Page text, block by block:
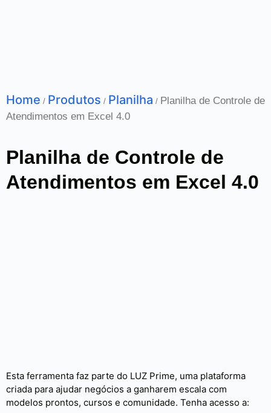
Home / Produtos / Planilha / Planilha de Controle de
Atendimentos em Excel 4.0
Planilha de Controle de
Atendimentos em Excel 4.0
Esta ferramenta faz parte do LUZ Prime, uma plataforma
criada para ajudar negócios a ganharem escala com
modelos prontos, cursos e comunidade. Tenha acesso a: